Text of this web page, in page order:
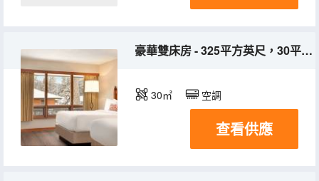
豪華雙床房 - 325平方英尺，30平方米，露台或陽台，各種度假景觀
30㎡ 空調
查看供應